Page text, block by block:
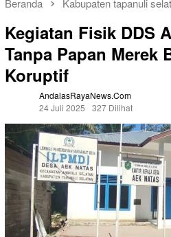
Kegiatan Fisik DDS
Tanpa Papan Merek
Koruptif
AndalasRayaNews.com
24 Juli 2025
327 Dilihat